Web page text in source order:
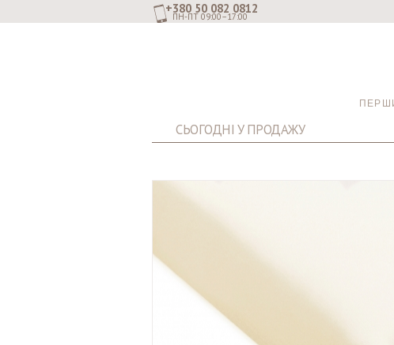
+380 50 082 0812
ПН-ПТ 09:00–17:00
СЬОГОДНІ У ПРОДАЖУ